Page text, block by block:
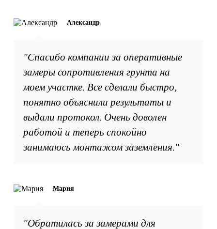
"Спасибо компании за оперативные
замеры сопротивления грунта на
моем участке. Все сделали быстро,
понятно объяснили результаты и
выдали протокол. Очень доволен
работой и теперь спокойно
занимаюсь монтажом заземления."
Александр
"Обратилась за замерами для
Мария